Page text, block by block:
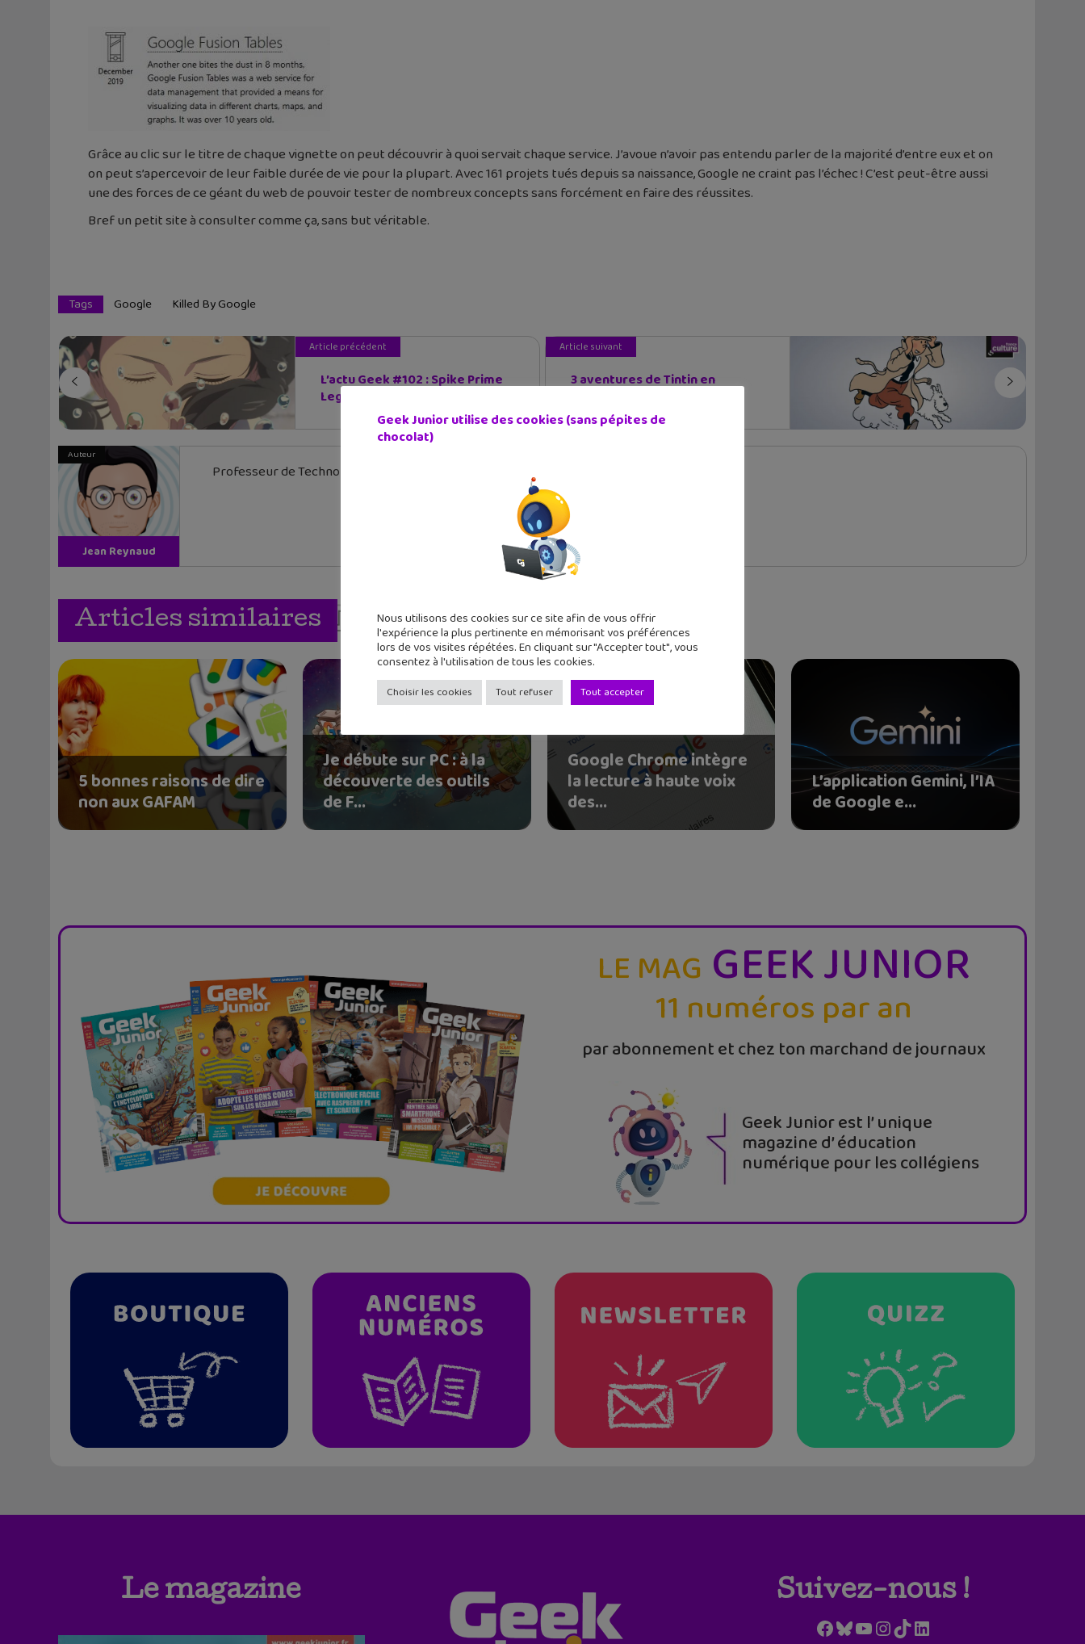
Grâce au clic sur le titre de chaque vignette on peut découvrir à quoi servait chaque service. J’avoue n’avoir pas entendu parler de la majorité d’entre eux et on
on peut s’apercevoir de leur faible durée de vie pour la plupart. Avec 161 projets tués depuis sa naissance, Google ne craint pas l’échec ! C’est peut-être aussi
une des forces de ce géant du web de pouvoir tester de nombreux concepts sans forcément en faire des réussites.
Bref un petit site à consulter comme ça, sans but véritable.
Tags Google Killed By Google
Article précédent
L’actu Geek #102 : Spike Prime
Leg...
Article suivant
3 aventures de Tintin en
Auteur
Jean Reynaud
Professeur de Technologie en collège ; Grand Geek
Articles similaires
5 bonnes raisons de dire
non aux GAFAM
Je débute sur PC : à la
découverte des outils
de F...
Google Chrome intègre
la lecture à haute voix
des...
L’application Gemini, l’IA
de Google e...
LE MAG GEEK JUNIOR
11 numéros par an
par abonnement et chez ton marchand de journaux
Geek Junior est l’ unique
magazine d’ éducation
numérique pour les collégiens
Le magazine Suivez-nous !
Facebook
Bluesky
YouTube
Instagram
TikTokLinkedIn
Geek Junior utilise des cookies (sans pépites de
chocolat)
Nous utilisons des cookies sur ce site afin de vous offrir
l'expérience la plus pertinente en mémorisant vos préférences
lors de vos visites répétées. En cliquant sur "Accepter tout", vous
consentez à l'utilisation de tous les cookies.
Choisir les cookies Tout refuser Tout accepter